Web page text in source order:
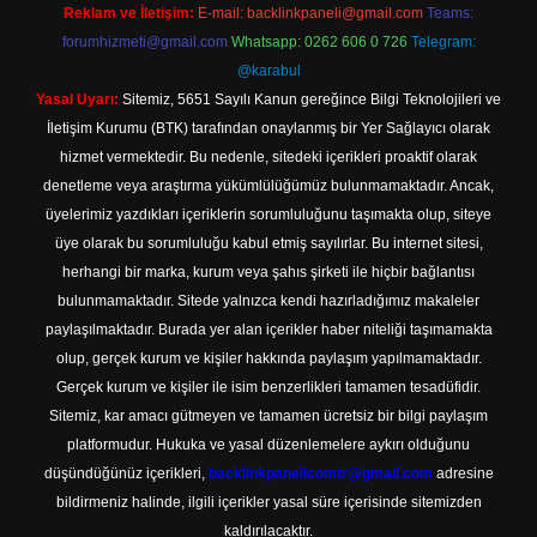
Reklam ve İletişim: E-mail: backlinkpaneli@gmail.com Teams:
forumhizmeti@gmail.com Whatsapp: 0262 606 0 726 Telegram:
@karabul
Yasal Uyarı: Sitemiz, 5651 Sayılı Kanun gereğince Bilgi Teknolojileri ve
İletişim Kurumu (BTK) tarafından onaylanmış bir Yer Sağlayıcı olarak
hizmet vermektedir. Bu nedenle, sitedeki içerikleri proaktif olarak
denetleme veya araştırma yükümlülüğümüz bulunmamaktadır. Ancak,
üyelerimiz yazdıkları içeriklerin sorumluluğunu taşımakta olup, siteye
üye olarak bu sorumluluğu kabul etmiş sayılırlar. Bu internet sitesi,
herhangi bir marka, kurum veya şahıs şirketi ile hiçbir bağlantısı
bulunmamaktadır. Sitede yalnızca kendi hazırladığımız makaleler
paylaşılmaktadır. Burada yer alan içerikler haber niteliği taşımamakta
olup, gerçek kurum ve kişiler hakkında paylaşım yapılmamaktadır.
Gerçek kurum ve kişiler ile isim benzerlikleri tamamen tesadüfidir.
Sitemiz, kar amacı gütmeyen ve tamamen ücretsiz bir bilgi paylaşım
platformudur. Hukuka ve yasal düzenlemelere aykırı olduğunu
düşündüğünüz içerikleri, backlinkpanelicomtr@gmail.com adresine
bildirmeniz halinde, ilgili içerikler yasal süre içerisinde sitemizden
kaldırılacaktır.